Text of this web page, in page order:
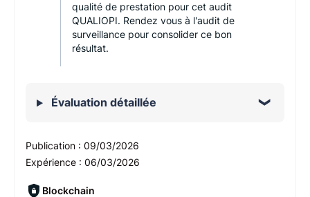
qualité de prestation pour cet audit
QUALIOPI. Rendez vous à l'audit de
surveillance pour consolider ce bon
résultat.
Évaluation détaillée
Publication : 09/03/2026
Expérience : 06/03/2026
Blockchain